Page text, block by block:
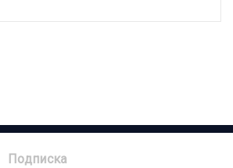
Подписка